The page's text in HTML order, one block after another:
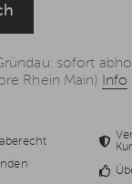
sofort
Rhein Main)
Info